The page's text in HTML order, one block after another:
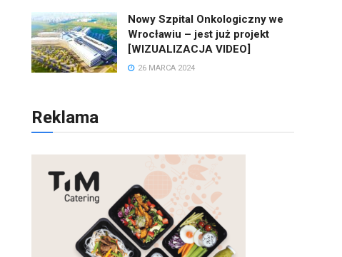
Nowy Szpital Onkologiczny we
Wrocławiu – jest już projekt
[WIZUALIZACJA VIDEO]
26 MARCA 2024
Reklama